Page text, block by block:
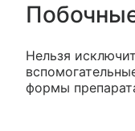
Нельзя
формы